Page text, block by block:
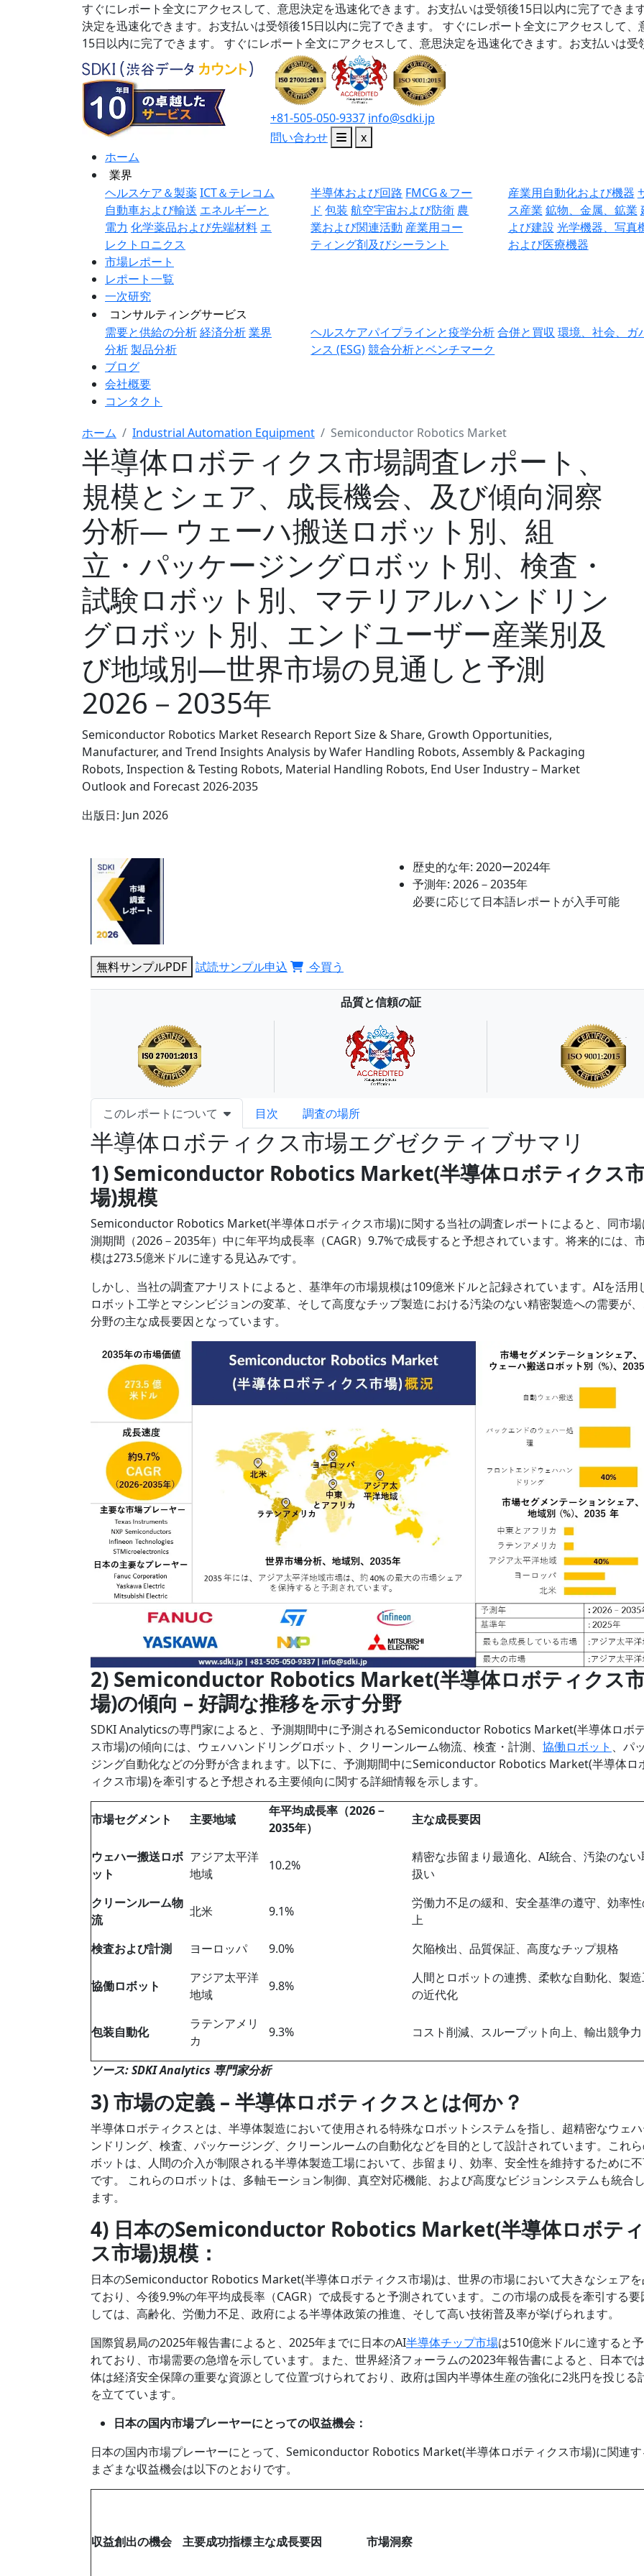
すぐにレポート全文にアクセスして、意思決定を迅速化できます。お支払いは受領後15日以内に完了できま
決定を迅速化できます。お支払いは受領後15日以内に完了できます。
すぐにレポート全文にアクセスして
15日以内に完了できます。
すぐにレポート全文にアクセスして、意思決定を迅速化できます。お支払いは
+81-505-050-9337 info@sdki.jp
問い合わせ
x
ホーム
業界
ヘルスケア＆製薬ICT＆テレコム
自動車および輸送 エネルギーと
電力 化学薬品および先端材料 エ
レクトロニクス
半導体および回路 FMCG＆フー
ド 包装 航空宇宙および防衛 農
業および関連活動 産業用コー
ティング剤及びシーラント
産業用自動化および機器
ス産業 鉱物、金属、鉱業
よび建設 光学機器、写真
および医療機器
市場レポート
レポート一覧
一次研究
コンサルティングサービス
需要と供給の分析経済分析業界
分析製品分析
ヘルスケアパイプラインと疫学分析合併と買収 環境、社会、ガ
ンス (ESG)競合分析とベンチマーク
ブログ
会社概要
コンタクト
ホーム
Industrial Automation Equipment Semiconductor Robotics Market
半導体ロボティクス市場調査レポート、
規模とシェア、成長機会、及び傾向洞察
分析― ウェーハ搬送ロボット別、組
立・パッケージングロボット別、検査・
試験ロボット別、マテリアルハンドリン
グロボット別、エンドユーザー産業別及
び地域別―世界市場の見通しと予測
2026－2035年
Semiconductor Robotics Market Research Report Size & Share, Growth Opportunities,
Manufacturer, and Trend Insights Analysis by Wafer Handling Robots, Assembly & Packaging
Robots, Inspection & Testing Robots, Material Handling Robots, End User Industry – Market
Outlook and Forecast 2026-2035
出版日: Jun 2026
歴史的な年: 2020ー2024年
予測年: 2026－2035年
必要に応じて日本語レポートが入手可能
無料サンプルPDF 試読サンプル申込 今買う
品質と信頼の証
このレポートについて 目次 調査の場所
半導体ロボティクス市場エグゼクティブサマリ
1) Semiconductor Robotics Market(半導体ロボティクス
場)規模
Semiconductor Robotics Market(半導体ロボティクス市場)に関する当社の調査レポートによると、同市
測期間（2026－2035年）中に年平均成長率（CAGR）9.7%で成長すると予想されています。将来的には、
模は273.5億米ドルに達する見込みです。
しかし、当社の調査アナリストによると、基準年の市場規模は109億米ドルと記録されています。AIを活用
ロボット工学とマシンビジョンの変革、そして高度なチップ製造における汚染のない精密製造への需要が
分野の主な成長要因となっています。
2) Semiconductor Robotics Market(半導体ロボティクス
場)の傾向 – 好調な推移を示す分野
SDKI Analyticsの専門家によると、予測期間中に予測されるSemiconductor Robotics Market(半導体ロボ
ス市場)の傾向には、ウェハハンドリングロボット、クリーンルーム物流、検査・計測、 協働ロボット 、パ
ジング自動化などの分野が含まれます。以下に、予測期間中にSemiconductor Robotics Market(半導体ロ
ィクス市場)を牽引すると予想される主要傾向に関する詳細情報を示します。
市場セグメント 主要地域
年平均成長率（2026－
2035年）
主な成長要因
ウェハー搬送ロボ
ット
アジア太平洋
地域
10.2%
精密な歩留まり最適化、AI統合、汚染のな
扱い
クリーンルーム物
流
北米 9.1%
労働力不足の緩和、安全基準の遵守、効率
上
検査および計測
ヨーロッパ 9.0% 欠陥検出、品質保証、高度なチップ規格
協働ロボット
アジア太平洋
地域
9.8%
人間とロボットの連携、柔軟な自動化、製
の近代化
包装自動化
ラテンアメリ
カ
9.3% コスト削減、スループット向上、輸出競争力
ソース: SDKI Analytics 専門家分析
3) 市場の定義 – 半導体ロボティクスとは何か？
半導体ロボティクスとは、半導体製造において使用される特殊なロボットシステムを指し、超精密なウェ
ンドリング、検査、パッケージング、クリーンルームの自動化などを目的として設計されています。これ
ボットは、人間の介入が制限される半導体製造工場において、歩留まり、効率、安全性を維持するために
です。 これらのロボットは、多軸モーション制御、真空対応機能、および高度なビジョンシステムも統合
ます。
4) 日本のSemiconductor Robotics Market(半導体ロボテ
ス市場)規模：
日本のSemiconductor Robotics Market(半導体ロボティクス市場)は、世界の市場において大きなシェア
ており、今後9.9%の年平均成長率（CAGR）で成長すると予測されています。この市場の成長を牽引する要
しては、高齢化、労働力不足、政府による半導体政策の推進、そして高い技術普及率が挙げられます。
国際貿易局の2025年報告書によると、2025年までに日本のAI半導体チップ市場は510億米ドルに達すると
れており、市場需要の急増を示しています。また、世界経済フォーラムの2023年報告書によると、日本で
体は経済安全保障の重要な資源として位置づけられており、政府は国内半導体生産の強化に2兆円を投じる
を立てています。
日本の国内市場プレーヤーにとっての収益機会：
日本の国内市場プレーヤーにとって、Semiconductor Robotics Market(半導体ロボティクス市場)に関連
まざまな収益機会は以下のとおりです。
収益創出の機会 主要成功指標主な成長要因 市場洞察